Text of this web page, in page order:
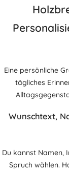
Eine persönliche
tägliches
Wunschtext,
Du kannst Namen,
Spruch wählen.